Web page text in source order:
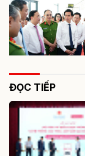
ĐỌC TIẾP